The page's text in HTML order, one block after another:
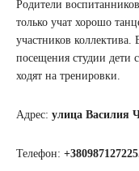
Родители
только учат хорошо
участников
посещения студии дети
ходят на тренировки.
Адрес: улица Василия
Телефон: